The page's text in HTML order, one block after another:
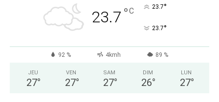
23.7 °C 23.7°
23.7°
92 % 4kmh 89 %
JEU
27°
VEN
27°
SAM
27°
DIM
26°
LUN
27°